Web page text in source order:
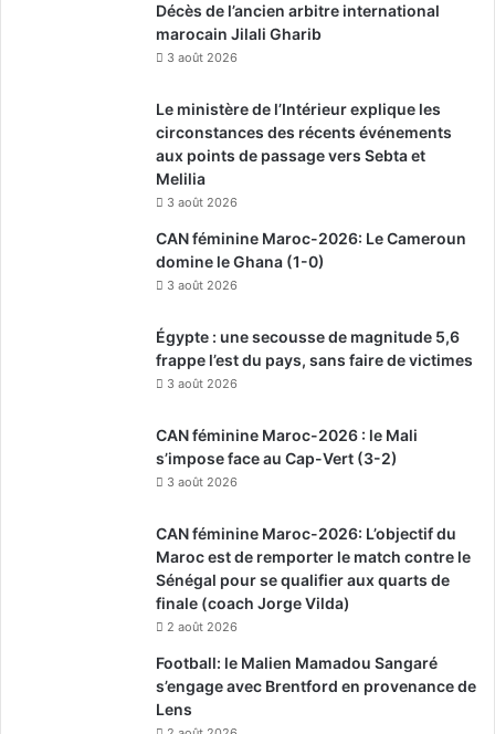
Décès de l’ancien arbitre international
marocain Jilali Gharib
3 août 2026
Le ministère de l’Intérieur explique les
circonstances des récents événements
aux points de passage vers Sebta et
Melilia
3 août 2026
CAN féminine Maroc-2026: Le Cameroun
domine le Ghana (1-0)
3 août 2026
Égypte : une secousse de magnitude 5,6
frappe l’est du pays, sans faire de victimes
3 août 2026
CAN féminine Maroc-2026 : le Mali
s’impose face au Cap-Vert (3-2)
3 août 2026
CAN féminine Maroc-2026: L’objectif du
Maroc est de remporter le match contre le
Sénégal pour se qualifier aux quarts de
finale (coach Jorge Vilda)
2 août 2026
Football: le Malien Mamadou Sangaré
s’engage avec Brentford en provenance de
Lens